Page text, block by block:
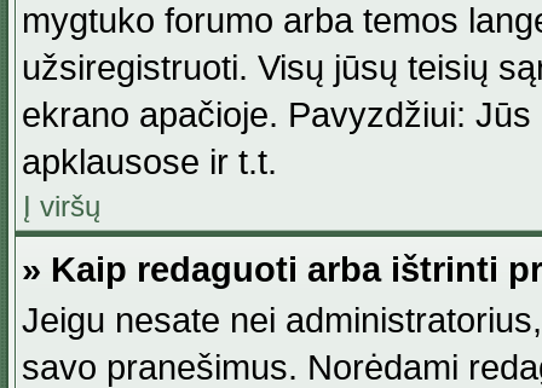
mygtuko forumo arba temos
užsiregistruoti. Visų jūsų teisių
ekrano apačioje. Pavyzdžiui:
apklausose ir t.t.
Į viršų
» Kaip redaguoti arba ištrinti
Jeigu nesate nei
savo pranešimus. Norėdami